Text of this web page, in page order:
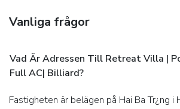
Vanliga frågor
Vad Är Adressen Till Retreat Villa |
Full AC| Billiard?
Fastigheten är belägen på Hai Ba Tr¿ng i